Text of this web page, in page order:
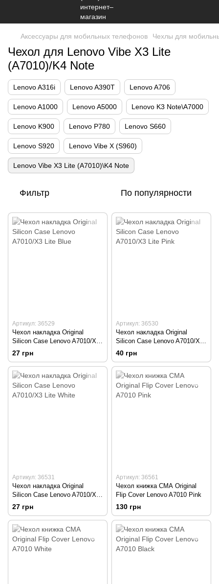
Аксессуары для мобильных телефонов Чехлы для
Чехол для Lenovo Vibe X3 Lite
(A7010)/K4 Note
Lenovo A316i Lenovo A390T Lenovo A706
Lenovo A1000 Lenovo A5000 Lenovo K3 Note\A7000
Lenovo K900 Lenovo P780 Lenovo S660
Lenovo S920 Lenovo Vibe X (S960)
Lenovo Vibe X3 Lite (A7010)\K4 Note
Фильтр По популярности
Артикул: 36529
Чехол накладка Original
Silicon Case Lenovo A7010/X3
Lite Blue
27 грн
Артикул: 36530
Чехол накладка Original
Silicon Case Lenovo A7010/X3
Lite Pink
40 грн
Артикул: 36531
Чехол накладка Original
Silicon Case Lenovo A7010/X3
Lite White
27 грн
Артикул: 36561
Чехол книжка CМА Original
Flip Cover Lenovo A7010 Pink
130 грн